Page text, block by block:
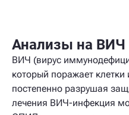
Анализы на ВИЧ
ВИЧ (вирус
который поражает
постепенно разрушая
лечения ВИЧ-инфекция